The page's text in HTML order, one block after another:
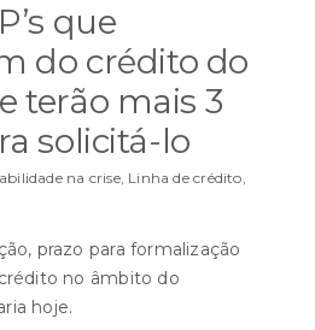
que
do crédito do
terão mais 3
solicitá-lo
na crise, Linha de crédito,
prazo para formalização
no âmbito do
hoje.